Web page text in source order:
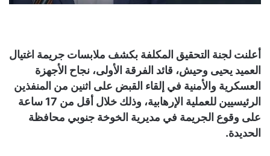
أعلنت لجنة التحقيق المكلفة بكشف ملابسات جريمة اغتيال
العميد يحيى وحيش، قائد الفرقة الأولى، نجاح الأجهزة
العسكرية والأمنية في إلقاء القبض على اثنين من المنفذين
الرئيسيين للعملية الإرهابية، وذلك خلال أقل من 17 ساعة
على وقوع الجريمة في مديرية الخوخة جنوبي محافظة
الحديدة.